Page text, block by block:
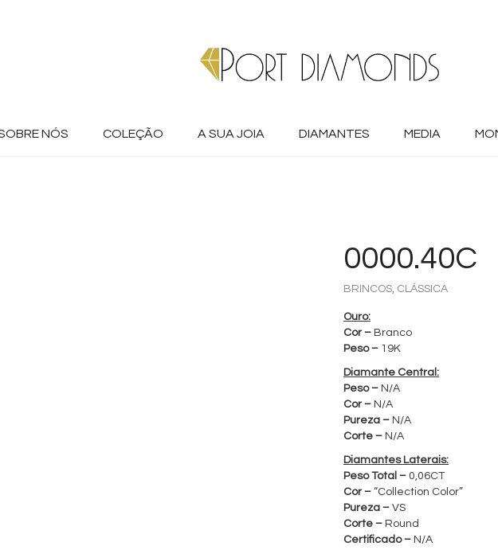
NÓS COLEÇÃO A SUA JOIA DIAMANTES MEDIA
0000.40C
BRINCOS CLÁSSICA
Ouro:
Cor – Branco
Peso – 19K
Diamante Central:
Peso – N/A
Cor – N/A
Pureza – N/A
Corte – N/A
Diamantes Laterais:
Peso Total – 0,06CT
Cor – “Collection Color”
Pureza – VS
Corte – Round
Certificado – N/A